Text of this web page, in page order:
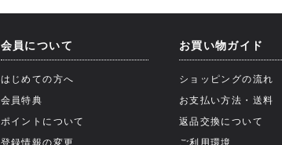
会員について
はじめての方へ
会員特典
ポイントについて
登録情報の変更
お買い物ガイド
ショッピングの流れ
お支払い方法・送料
返品交換について
ご利用環境